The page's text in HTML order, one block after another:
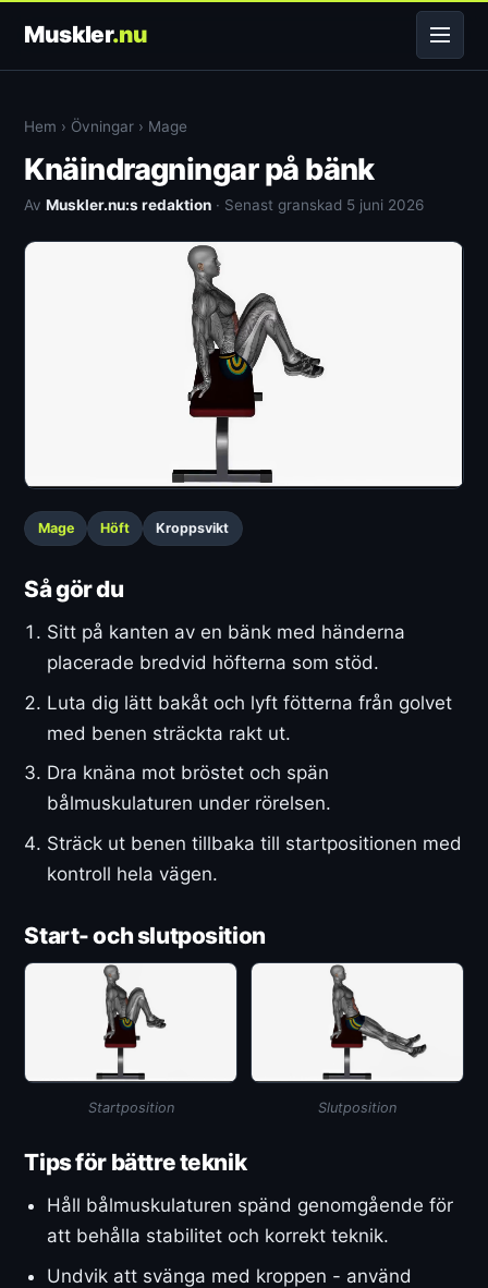
Muskler.nu
Hem › Övningar › Mage
Knäindragningar på bänk
AvMuskler.nu:s redaktion · Senast granskad 5 juni 2026
Mage Höft Kroppsvikt
Så gör du
Sitt på kanten av en bänk med händerna
placerade bredvid höfterna som stöd.
Luta dig lätt bakåt och lyft fötterna från golvet
med benen sträckta rakt ut.
Dra knäna mot bröstet och spän
bålmuskulaturen under rörelsen.
Sträck ut benen tillbaka till startpositionen med
kontroll hela vägen.
Start- och slutposition
Startposition Slutposition
Tips för bättre teknik
Håll bålmuskulaturen spänd genomgående för
att behålla stabilitet och korrekt teknik.
Undvik att svänga med kroppen - använd